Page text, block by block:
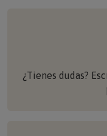
¿Tienes dudas?